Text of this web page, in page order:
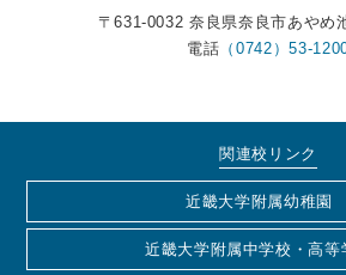
〒631-0032 奈良県奈良市あや
電話 （0742）53-
関連校リンク
近畿大学附属幼稚園
近畿大学附属中学校・高等